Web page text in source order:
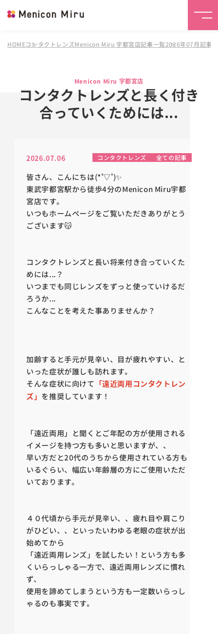
HOMEコンタクトレンズMenicon Miru 宇都宮店記事一覧2026年07月記事
Menicon Miru 宇都宮店
コンタクトレンズと長く付き
合っていくためには...
2026.07.06 コンタクトレンズ 全ての記事
皆さん、こんにちは(*'▽')✨
東武宇都宮駅から徒歩4分のMenicon Miru宇都
宮店です。
いつもホームページをご覧いただきありがとう
ございます😽
コンタクトレンズと長い将来付き合っていくた
めには...？
いつまでも同じレンズをずっと使っていけるだ
ろうか...
こんなことを考えた事ありませんか？
加齢すると手元が見辛い、目が疲れやすい、と
いった症状が誰しも訪れます。
そんな症状に向けて 「遠近両用コンタクトレン
ズ」 を推奨しています！
「遠近両用」と聞くとご年配の方が使用される
イメージを持つ方も多いと思いますが、、
早い方だと20代のうちから使用されている方も
いるぐらい、幅広い年齢層の方にご使用いただ
いております。
４０代頃から手元が見辛い、、疲れ目や肩こり
がひどい、、といったいわゆる老眼の症状が出
始めてから
「遠近両用レンズ」を試したい！という方も多
くいらっしゃる一方で、遠近両用レンズに慣れ
ず、
使用を諦めてしまうという方も一定数いらっし
ゃるのも事実です。